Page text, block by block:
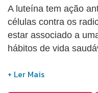
A luteína tem ação
células contra os
estar associado a
hábitos de vida